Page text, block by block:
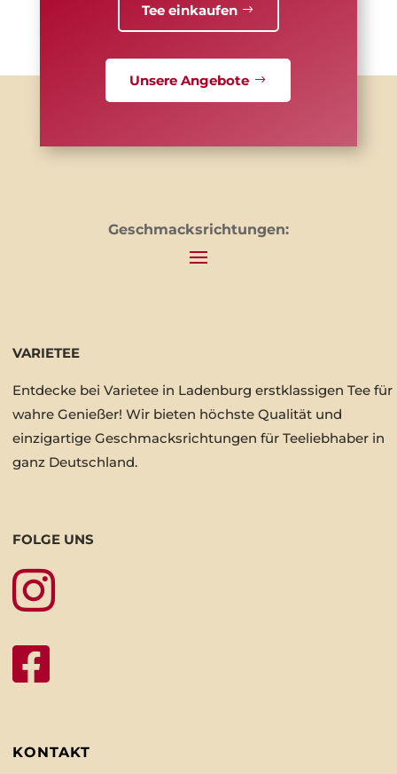
Tee einkaufen
Unsere Angebote
Geschmacksrichtungen:
VARIETEE
Entdecke bei Varietee in Ladenburg erstklassigen Tee für
wahre Genießer! Wir bieten höchste Qualität und
einzigartige Geschmacksrichtungen für Teeliebhaber in
ganz Deutschland.
FOLGE UNS


KONTAKT